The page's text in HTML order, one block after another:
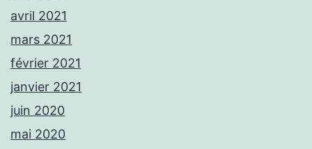
avril 2021
mars 2021
février 2021
janvier 2021
juin 2020
mai 2020